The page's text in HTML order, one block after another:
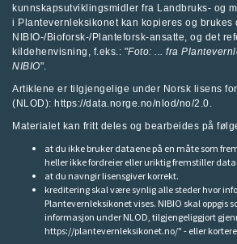
kunnskapsutviklingsmidler fra Landbruks- og
i Plantevernleksikonet kan kopieres og brukes
NIBIO-/Bioforsk-/Planteforsk-ansatte, og det
kildehenvisning, f.eks.: "Foto: ... fra
NIBIO".
Artiklene er tilgjengelige under Norsk lisens
(NLOD): https://data.norge.no/nlod/no/2.0.
Materialet kan fritt deles og bearbeides på
at du ikke bruker dataene på en måte som
heller ikke fordreier eller uriktig fremstiller
at du navngir lisensgiver korrekt.
kreditering skal være synlig alle steder hvor
Plantevernleksikonet vises. NIBIO skal oppgis
informasjon under NLOD, tilgjengeliggjort
https://plantevernleksikonet.no/" - eller